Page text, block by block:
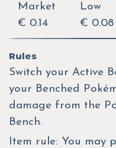
Market
€ 0.14
Low
€ 0.08
Rules
Switch your Active
your Benched
damage from the
Bench.
Item rule: You may